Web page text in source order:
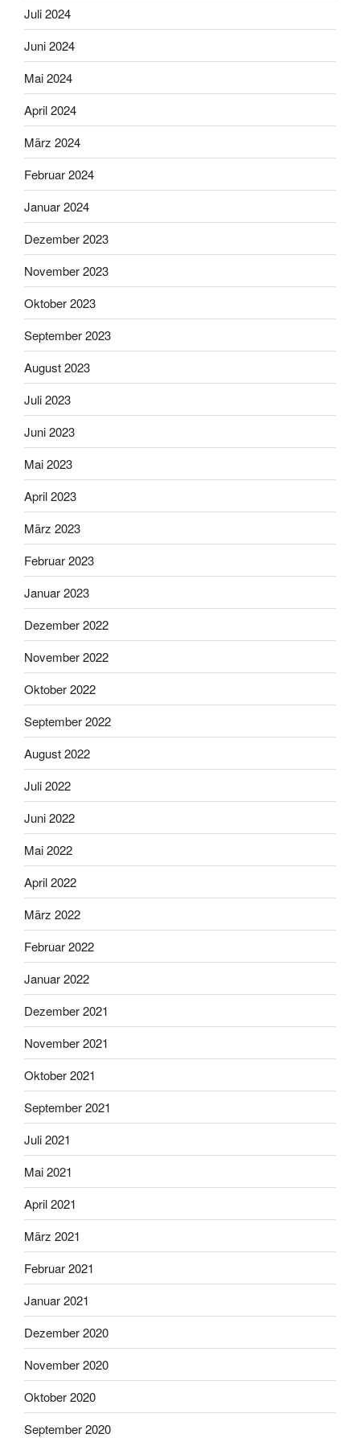
Juli 2024
Juni 2024
Mai 2024
April 2024
März 2024
Februar 2024
Januar 2024
Dezember 2023
November 2023
Oktober 2023
September 2023
August 2023
Juli 2023
Juni 2023
Mai 2023
April 2023
März 2023
Februar 2023
Januar 2023
Dezember 2022
November 2022
Oktober 2022
September 2022
August 2022
Juli 2022
Juni 2022
Mai 2022
April 2022
März 2022
Februar 2022
Januar 2022
Dezember 2021
November 2021
Oktober 2021
September 2021
Juli 2021
Mai 2021
April 2021
März 2021
Februar 2021
Januar 2021
Dezember 2020
November 2020
Oktober 2020
September 2020